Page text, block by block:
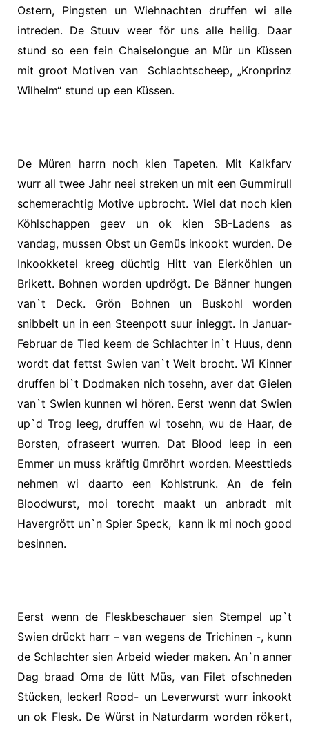
Ostern, Pingsten un Wiehnachten druffen wi alle
intreden. De Stuuv weer för uns alle heilig. Daar
stund so een fein Chaiselongue an Mür un Küssen
mit groot Motiven van
Schlachtscheep, „Kronprinz
Wilhelm“ stund up een Küssen.
De Müren harrn noch kien Tapeten. Mit Kalkfarv
wurr all twee Jahr neei streken un mit een Gummirull
schemerachtig Motive upbrocht. Wiel dat noch kien
Köhlschappen geev un ok kien SB-Ladens as
vandag, mussen Obst un Gemüs inkookt wurden. De
Inkookketel kreeg düchtig Hitt van Eierköhlen un
Brikett. Bohnen worden updrögt. De Bänner hungen
van`t Deck. Grön Bohnen un Buskohl worden
snibbelt un in een Steenpott suur inleggt. In Januar-
Februar de Tied keem de Schlachter in`t Huus, denn
wordt dat fettst Swien van`t Welt brocht. Wi Kinner
druffen bi`t Dodmaken nich tosehn, aver dat Gielen
van`t Swien kunnen wi hören. Eerst wenn dat Swien
up`d Trog leeg, druffen wi tosehn, wu de Haar, de
Borsten, ofraseert wurren. Dat Blood leep in een
Emmer un muss kräftig ümröhrt worden. Meesttieds
nehmen wi daarto een Kohlstrunk. An de fein
Bloodwurst, moi torecht maakt un anbradt mit
Havergrött un`n Spier Speck, kann ik mi noch good
besinnen.
Eerst wenn de Fleskbeschauer sien Stempel up`t
Swien drückt harr – van wegens de Trichinen -, kunn
de Schlachter sien Arbeid wieder maken. An`n anner
Dag braad Oma de lütt Müs, van Filet ofschneden
Stücken, lecker! Rood- un Leverwurst wurr inkookt
un ok Flesk. De Würst in Naturdarm worden rökert,